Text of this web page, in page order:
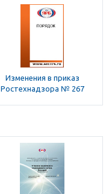
Изменения в приказ
Ростехнадзора № 267